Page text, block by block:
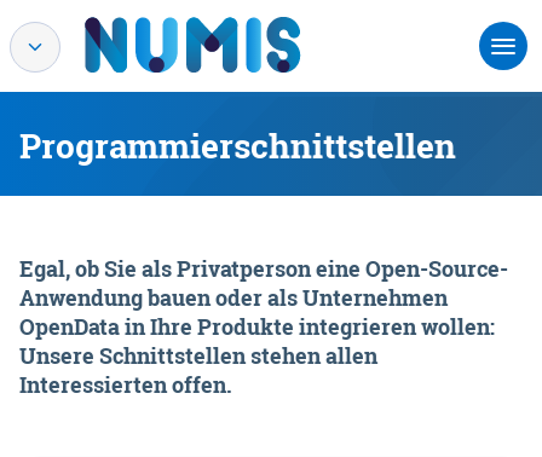
Programmierschnittstellen
Egal, ob Sie als Privatperson eine Open-Source-
Anwendung bauen oder als Unternehmen
OpenData in Ihre Produkte integrieren wollen:
Unsere Schnittstellen stehen allen
Interessierten offen.